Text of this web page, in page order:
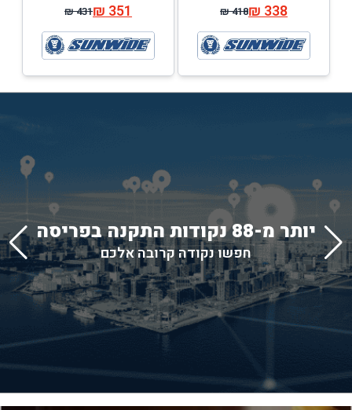
₪418
המחיר
המקורי
היה:
₪ 418.
₪338 המחיר
הנוכחי
הוא:
₪ 338.
₪431
המחיר
המקורי
היה:
₪ 431.
₪351 המחיר
הנוכחי
הוא:
₪ 351.
יותר מ-88 נקודות התקנה בפריסה
חפשו נקודה קרובה אלכם